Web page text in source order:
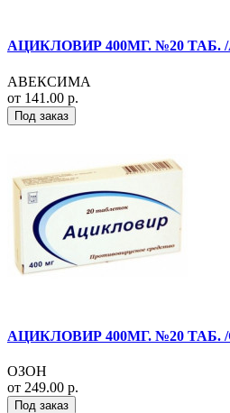
АЦИКЛОВИР 400МГ. №20
АВЕКСИМА
от 141.00 р.
Под заказ
АЦИКЛОВИР 400МГ. №20 ТАБ.
ОЗОН
от 249.00 р.
Под заказ